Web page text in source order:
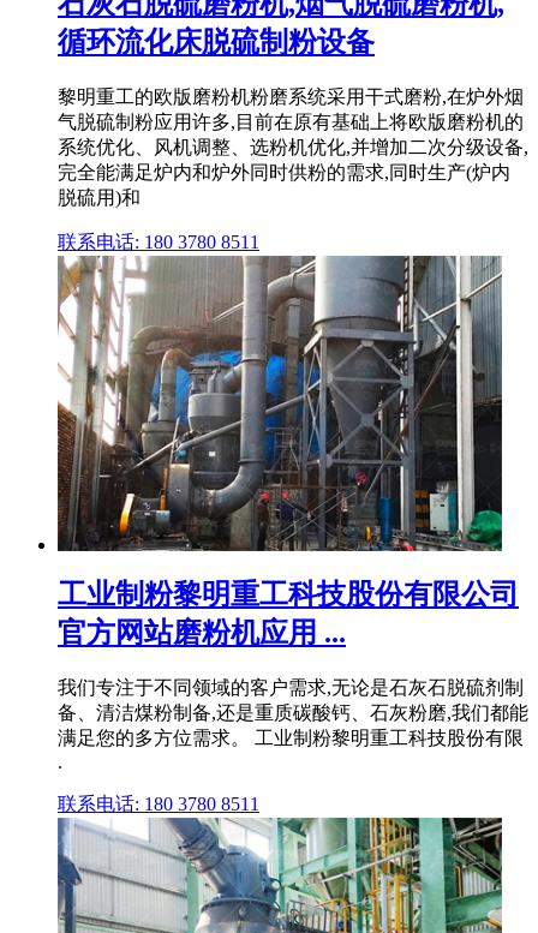
循环流化床脱硫制粉设备
黎明重工的欧版磨粉机粉磨系统采用干式磨粉,在炉外烟
气脱硫制粉应用许多,目前在原有基础上将欧版磨粉机的
系统优化、风机调整、选粉机优化,并增加二次分级设备,
完全能满足炉内和炉外同时供粉的需求,同时生产(炉内
脱硫用)和
联系电话: 180 3780 8511
工业制粉黎明重工科技股份有限公司
官方网站磨粉机应用 ...
我们专注于不同领域的客户需求,无论是石灰石脱硫剂制
备、清洁煤粉制备,还是重质碳酸钙、石灰粉磨,我们都能
满足您的多方位需求。 工业制粉黎明重工科技股份有限
.
联系电话: 180 3780 8511